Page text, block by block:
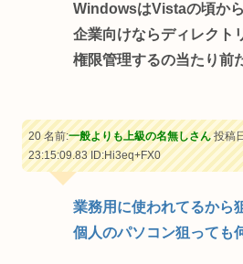
WindowsはVistaの頃か
企業向けならディレクト
権限管理するの当たり前
20 名前:一般よりも上級の名無しさん投稿
23:15:09.83ID:Hi3eq+FX0
業務用に使われてるから
個人のパソコン狙っても